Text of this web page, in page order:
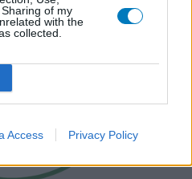
of my
with the
collected.
Access Privacy Policy